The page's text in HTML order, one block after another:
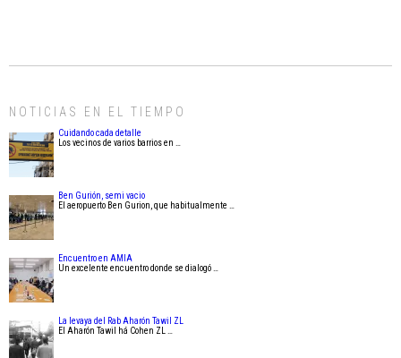
NOTICIAS EN EL TIEMPO
Cuidando cada detalle
Los vecinos de varios barrios en …
Ben Gurión, semi vacio
El aeropuerto Ben Gurion, que habitualmente …
Encuentro en AMIA
Un excelente encuentro donde se dialogó …
La levaya del Rab Aharón Tawil ZL
El Aharón Tawil há Cohen ZL …